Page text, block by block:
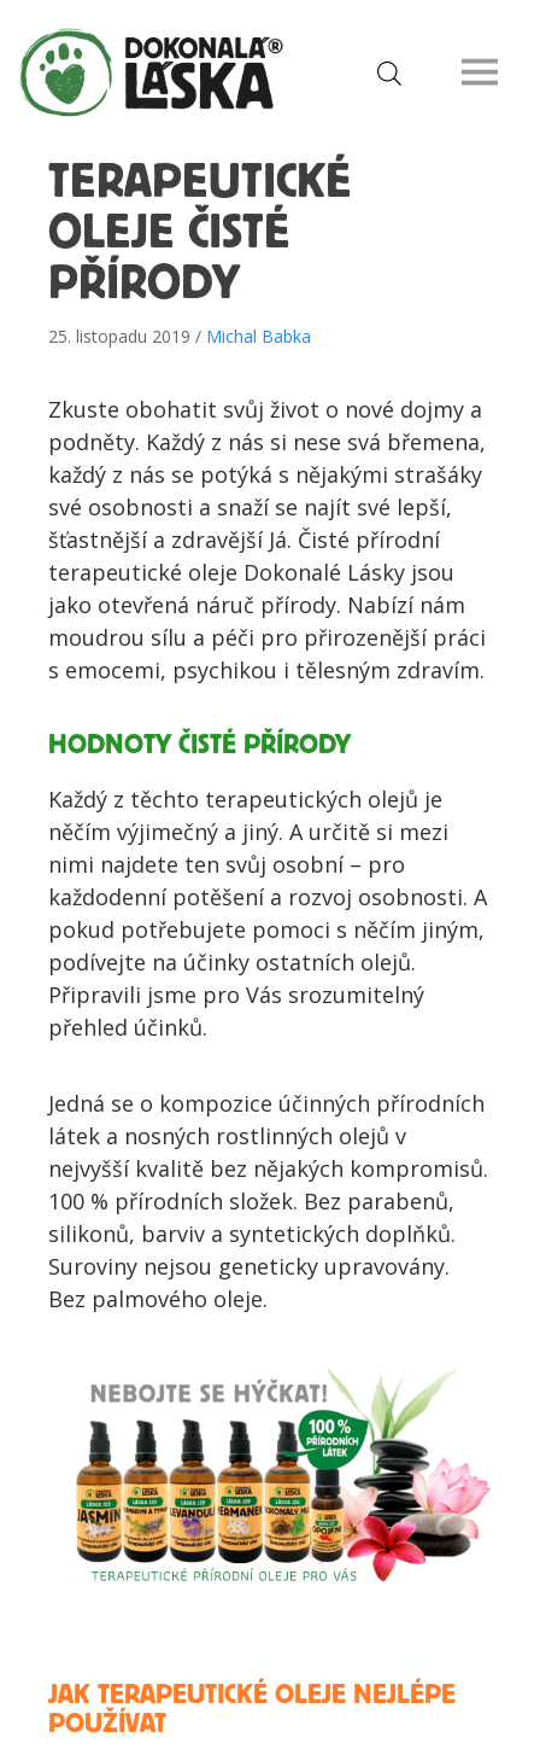
TERAPEUTICKÉ
OLEJE ČISTÉ
PŘÍRODY
25. listopadu 2019 / Michal Babka
Zkuste obohatit svůj život o nové dojmy a
podněty. Každý z nás si nese svá břemena,
každý z nás se potýká s nějakými strašáky
své osobnosti a snaží se najít své lepší,
šťastnější a zdravější Já. Čisté přírodní
terapeutické oleje Dokonalé Lásky jsou
jako otevřená náruč přírody. Nabízí nám
moudrou sílu a péči pro přirozenější práci
s emocemi, psychikou i tělesným zdravím.
HODNOTY ČISTÉ PŘÍRODY
Každý z těchto terapeutických olejů je
něčím výjimečný a jiný. A určitě si mezi
nimi najdete ten svůj osobní – pro
každodenní potěšení a rozvoj osobnosti. A
pokud potřebujete pomoci s něčím jiným,
podívejte na účinky ostatních olejů.
Připravili jsme pro Vás srozumitelný
přehled účinků.
Jedná se o kompozice účinných přírodních
látek a nosných rostlinných olejů v
nejvyšší kvalitě bez nějakých kompromisů.
100 % přírodních složek. Bez parabenů,
silikonů, barviv a syntetických doplňků.
Suroviny nejsou geneticky upravovány.
Bez palmového oleje.
JAK TERAPEUTICKÉ OLEJE NEJLÉPE
POUŽÍVAT